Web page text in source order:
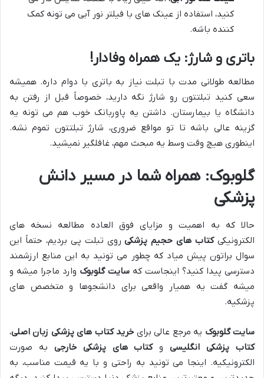
کنید، استفاده از عینک های با فیلتر نور آبی می تونه کمک
کننده باشه.
باتری و شارژ: یک همراه وفادار!
مطالعه طولانی مدت با تبلت نیاز به باتری با دوام داره. همیشه
سعی کنید تبلتتون رو شارژ نگه دارید، خصوصاً قبل از رفتن به
دانشگاه یا بیمارستان. داشتن یه پاوربانک خوب هم می تونه یه
گزینه عالی باشه تا تو مواقع ضروری، شارژ تبلتتون تموم نشه.
اینطوری هیچ وقت وسط یه مبحث مهم، غافلگیر نمیشید.
گلوبوک: همراه شما در مسیر دانش
پزشکی
حالا که به اهمیت و مزایای فوق العاده مطالعه نسخه های
الکترونیکیکتاب های حجیم پزشکیروی تبلت پی بردیم، حتماً این
سوال براتون پیش میاد که چطور می تونید به این منابع ارزشمند
دسترسی پیدا کنید؟ اینجاست که سایت گلوبوک وارد ماجرا میشه و
میشه گفت یه همیار واقعی برای دانشجوها و متخصص های
پزشکیه.
سایت گلوبوک یه مرجع عالی برای خرید کتاب های پزشکی زبان اصلی،
کتاب پزشکی انگلیسیوکتاب های پزشکی خارجی به صورت
الکترونیکیه. اینجا می تونید به راحتی و با یه قیمت مناسب، به